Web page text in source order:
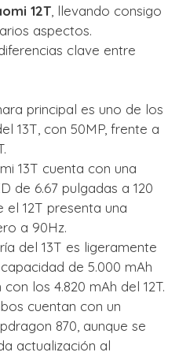
12T , llevando consigo
aspectos.
clave entre
principal es uno de los
13T, con 50MP, frente a
13T cuenta con una
de 6.67 pulgadas a 120
el 12T presenta una
a 90Hz.
del 13T es ligeramente
de 5.000 mAh
los 4.820 mAh del 12T.
cuentan con un
870, aunque se
actualización al